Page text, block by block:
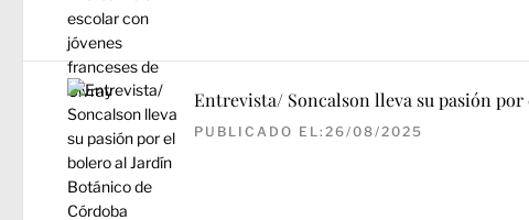
Entrevista/ Soncalson lleva su pasión
PUBLICADO EL:26/08/2025